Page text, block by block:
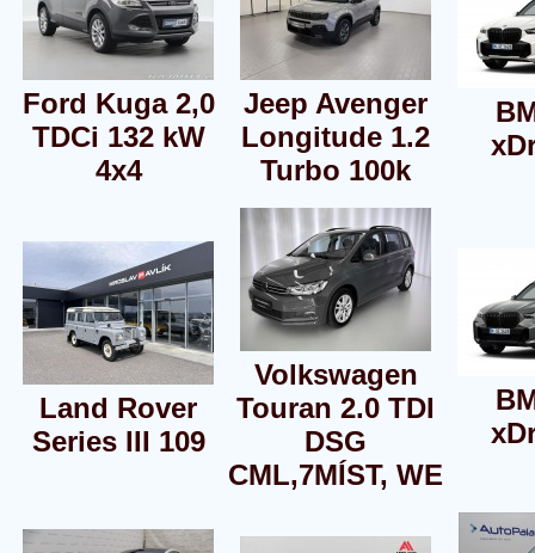
Ford Kuga 2,0
TDCi 132 kW
4x4
Jeep Avenger
Longitude 1.2
Turbo 100k
Land Rover
Series III 109
Volkswagen
Touran 2.0 TDI
DSG
CML,7MÍST, WE